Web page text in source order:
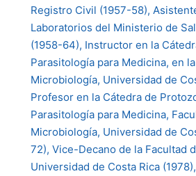
Registro Civil (1957-58),
Laboratorios del Ministerio de
(1958-64), Instructor en la
Parasitología para Medicina, en
Microbiología, Universidad de
Profesor en la Cátedra de
Parasitología para Medicina,
Microbiología, Universidad de
72), Vice-Decano de la Facultad
Universidad de Costa Rica